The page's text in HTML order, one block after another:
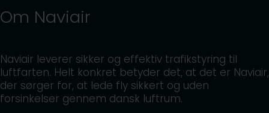
Om Naviair
Naviair leverer sikker og effektiv trafikstyring til
luftfarten. Helt konkret betyder det, at det er Naviair,
der sørger for, at lede fly sikkert og uden
forsinkelser gennem dansk luftrum.